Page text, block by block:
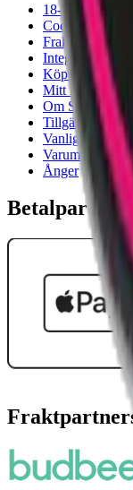
18-årsgräns
Cookiepolicy
Frakt- och
Integritetspolicy
Köpvillkor
Mitt konto
Om Snuset.se
Vanliga frågor
Varumärken
Ånger
Betalpartner